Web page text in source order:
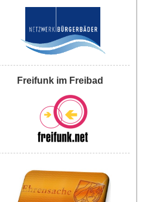
Freifunk im Freibad